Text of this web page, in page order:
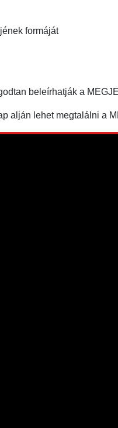
formáját
beleírhatják a
alján lehet megtalálni a